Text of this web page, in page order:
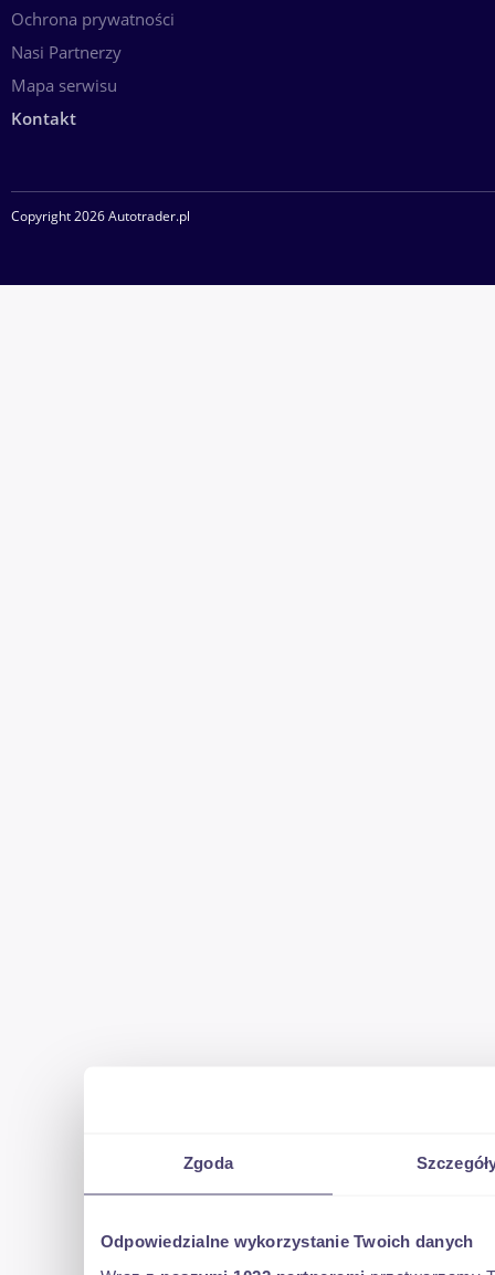
Zgoda
Odpowiedzialne wykorzystanie Twoich danych
Ochrona prywatności
Nasi Partnerzy
Mapa serwisu
Kontakt
Copyright 2026 Autotrader.pl